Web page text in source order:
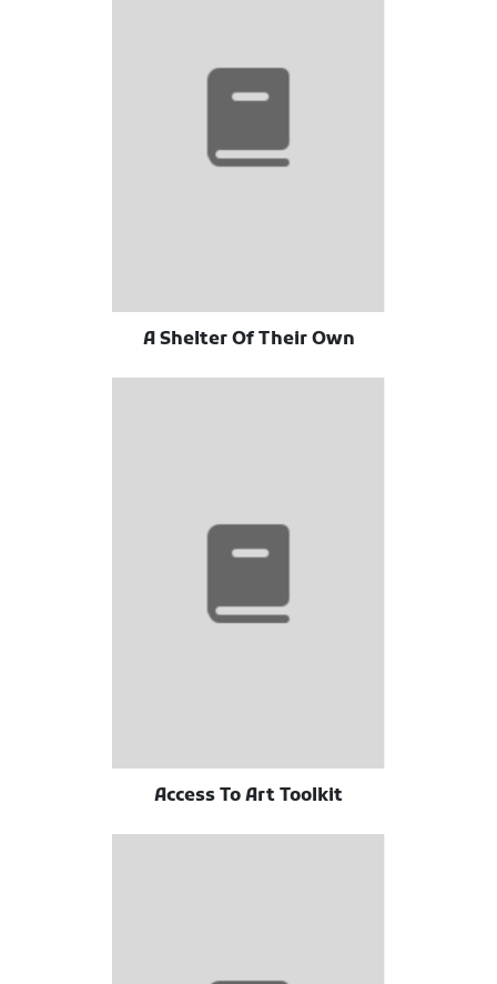
A Shelter Of Their Own
Access To Art Toolkit